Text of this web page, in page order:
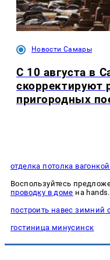
Новости Самары
С 10 августа в
скорректируют
пригородных
отделка потолка
Воспользуйтесь
проводку в доме на
построить навес зимний
гостиница минусинск